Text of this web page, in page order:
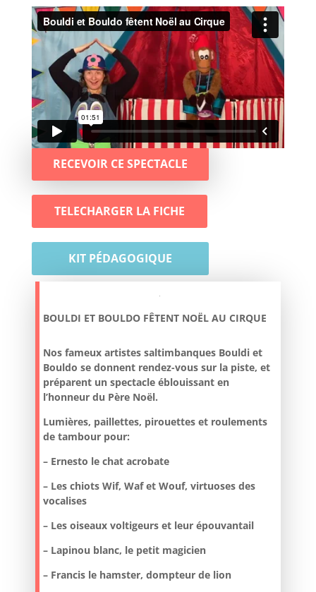
RECEVOIR CE SPECTACLE
TELECHARGER LA FICHE
KIT PÉDAGOGIQUE
BOULDI ET BOULDO FÊTENT NOËL AU CIRQUE
Nos fameux artistes saltimbanques Bouldi et
Bouldo se donnent rendez-vous sur la piste, et
préparent un spectacle éblouissant en
l’honneur du Père Noël.
Lumières, paillettes, pirouettes et roulements
de tambour pour:
– Ernesto le chat acrobate
– Les chiots Wif, Waf et Wouf, virtuoses des
vocalises
– Les oiseaux voltigeurs et leur épouvantail
– Lapinou blanc, le petit magicien
– Francis le hamster, dompteur de lion